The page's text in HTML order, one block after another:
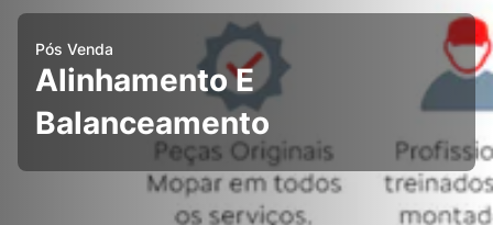
Pós Venda
Alinhamento E
Balanceamento